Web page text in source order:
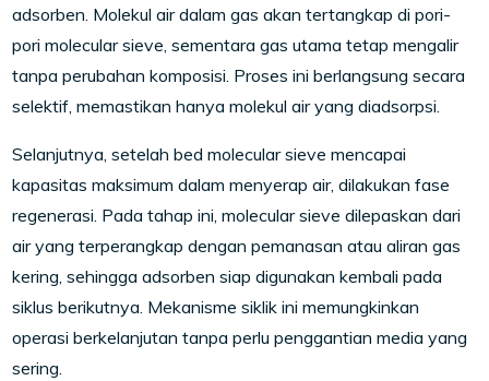
adsorben. Molekul air dalam gas akan tertangkap di pori-
pori molecular sieve, sementara gas utama tetap mengalir
tanpa perubahan komposisi. Proses ini berlangsung secara
selektif, memastikan hanya molekul air yang diadsorpsi.
Selanjutnya, setelah bed molecular sieve mencapai
kapasitas maksimum dalam menyerap air, dilakukan fase
regenerasi. Pada tahap ini, molecular sieve dilepaskan dari
air yang terperangkap dengan pemanasan atau aliran gas
kering, sehingga adsorben siap digunakan kembali pada
siklus berikutnya. Mekanisme siklik ini memungkinkan
operasi berkelanjutan tanpa perlu penggantian media yang
sering.